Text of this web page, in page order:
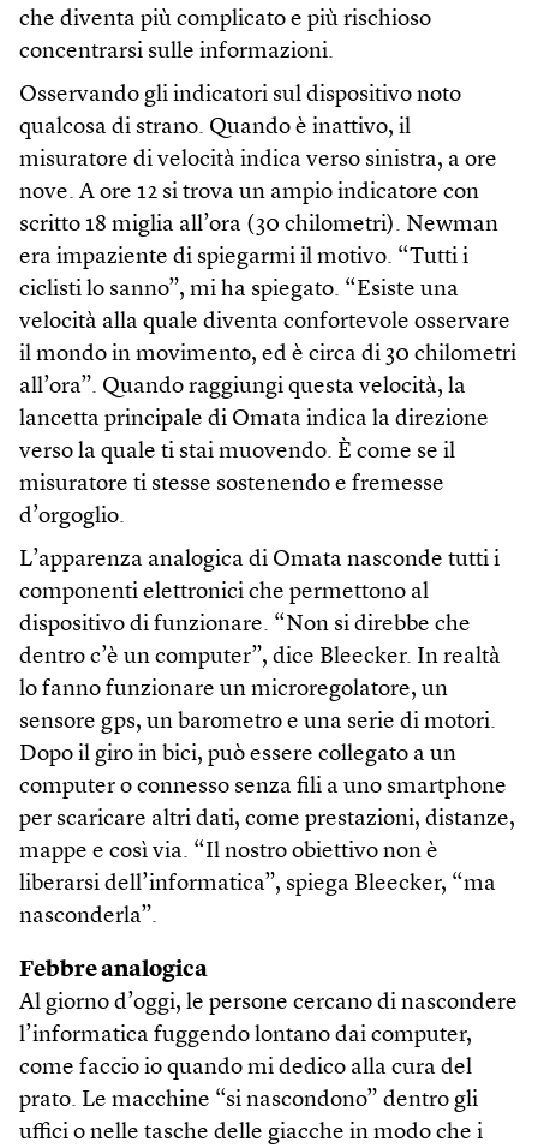
che diventa più complicato e più rischioso
concentrarsi sulle informazioni.
Osservando gli indicatori sul dispositivo noto
qualcosa di strano. Quando è inattivo, il
misuratore di velocità indica verso sinistra, a ore
nove. A ore 12 si trova un ampio indicatore con
scritto 18 miglia all’ora (30 chilometri). Newman
era impaziente di spiegarmi il motivo. “Tutti i
ciclisti lo sanno”, mi ha spiegato. “Esiste una
velocità alla quale diventa confortevole osservare
il mondo in movimento, ed è circa di 30 chilometri
all’ora”. Quando raggiungi questa velocità, la
lancetta principale di Omata indica la direzione
verso la quale ti stai muovendo. È come se il
misuratore ti stesse sostenendo e fremesse
d’orgoglio.
L’apparenza analogica di Omata nasconde tutti i
componenti elettronici che permettono al
dispositivo di funzionare. “Non si direbbe che
dentro c’è un computer”, dice Bleecker. In realtà
lo fanno funzionare un microregolatore, un
sensore gps, un barometro e una serie di motori.
Dopo il giro in bici, può essere collegato a un
computer o connesso senza fili a uno smartphone
per scaricare altri dati, come prestazioni, distanze,
mappe e così via. “Il nostro obiettivo non è
liberarsi dell’informatica”, spiega Bleecker, “ma
nasconderla”.
Febbre analogica
Al giorno d’oggi, le persone cercano di nascondere
l’informatica fuggendo lontano dai computer,
come faccio io quando mi dedico alla cura del
prato. Le macchine “si nascondono” dentro gli
uffici o nelle tasche delle giacche in modo che i